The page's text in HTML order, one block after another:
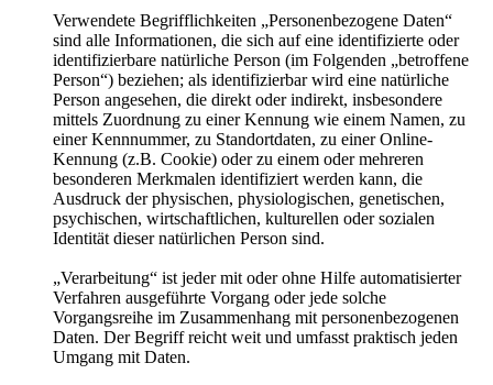
Verwendete Begrifflichkeiten „Personenbezogene Daten“
sind alle Informationen, die sich auf eine identifizierte oder
identifizierbare natürliche Person (im Folgenden „betroffene
Person“) beziehen; als identifizierbar wird eine natürliche
Person angesehen, die direkt oder indirekt, insbesondere
mittels Zuordnung zu einer Kennung wie einem Namen, zu
einer Kennnummer, zu Standortdaten, zu einer Online-
Kennung (z.B. Cookie) oder zu einem oder mehreren
besonderen Merkmalen identifiziert werden kann, die
Ausdruck der physischen, physiologischen, genetischen,
psychischen, wirtschaftlichen, kulturellen oder sozialen
Identität dieser natürlichen Person sind.
„Verarbeitung“ ist jeder mit oder ohne Hilfe automatisierter
Verfahren ausgeführte Vorgang oder jede solche
Vorgangsreihe im Zusammenhang mit personenbezogenen
Daten. Der Begriff reicht weit und umfasst praktisch jeden
Umgang mit Daten.